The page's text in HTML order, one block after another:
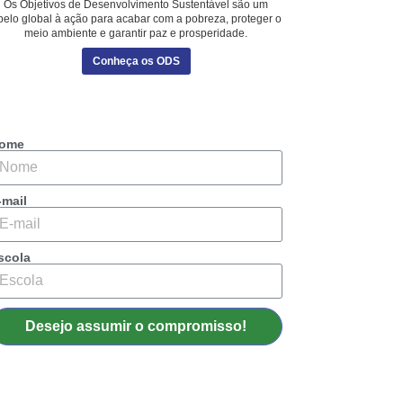
Os Objetivos de Desenvolvimento Sustentável são um
global à ação para acabar com a pobreza, proteger o
meio ambiente e garantir paz e prosperidade.
Conheça os ODS
mail
Desejo assumir o compromisso!